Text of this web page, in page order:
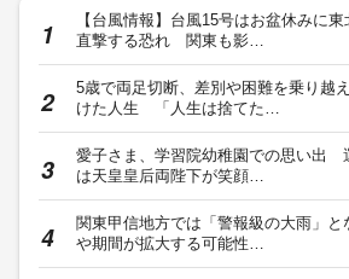
【台風情報】台風15号はお盆休みに
直撃する恐れ 関東も影…
5歳で両足切断、差別や困難を乗り越
けた人生 「人生は捨てた…
愛子さま、学習院幼稚園での思い出
は天皇皇后両陛下が笑顔…
関東甲信地方では「警報級の大雨」と
や期間が拡大する可能性…